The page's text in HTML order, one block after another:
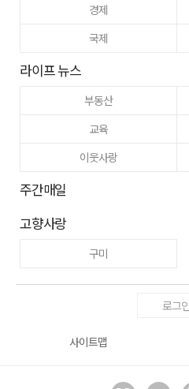
경제
국제
라이프 뉴스
부동산
교육
이웃사랑
주간매일
고향사랑
구미
로그인
사이트맵